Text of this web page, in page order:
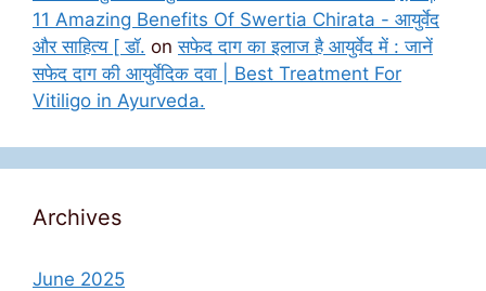
11 Amazing Benefits Of Swertia Chirata - आयुर्वेद
और साहित्य [ डॉ. onसफेद दाग का इलाज है आयुर्वेद में : जानें
सफेद दाग की आयुर्वेदिक दवा | Best Treatment For
Vitiligo in Ayurveda.
Archives
June 2025